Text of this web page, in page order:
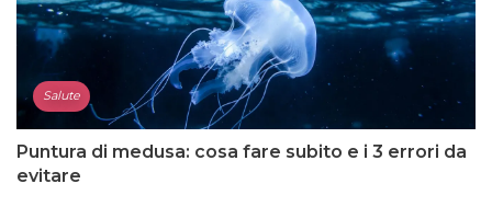
Salute
Puntura di medusa: cosa fare subito e i 3 errori da
evitare